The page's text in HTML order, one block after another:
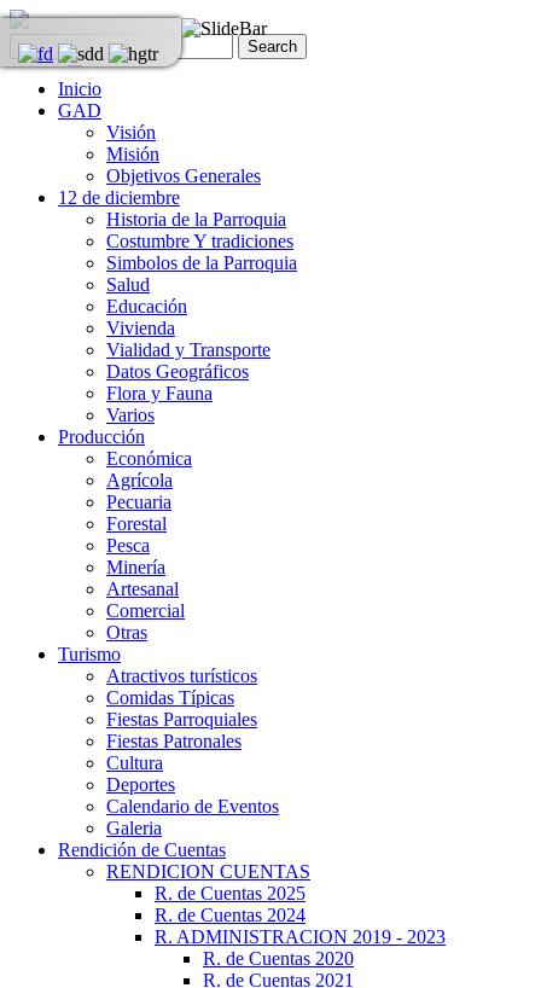
Inicio
GAD
Visión
Misión
Objetivos Generales
12 de diciembre
Historia de la Parroquia
Costumbre Y tradiciones
Simbolos de la Parroquia
Salud
Educación
Vivienda
Vialidad y Transporte
Datos Geográficos
Flora y Fauna
Varios
Producción
Económica
Agrícola
Pecuaria
Forestal
Pesca
Minería
Artesanal
Comercial
Otras
Turismo
Atractivos turísticos
Comidas Típicas
Fiestas Parroquiales
Fiestas Patronales
Cultura
Deportes
Calendario de Eventos
Galeria
Rendición de Cuentas
RENDICION CUENTAS
R. de Cuentas 2025
R. de Cuentas 2024
R. ADMINISTRACION 2019 - 2023
R. de Cuentas 2020
R. de Cuentas 2021